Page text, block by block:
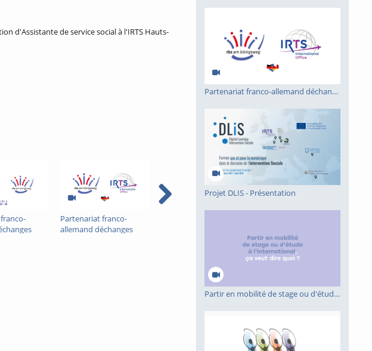
d'Assistante de service social à l'IRTS Hauts-
Partenariat franco-
allemand déchanges
Partenariat franco-allemand déchanges inter-écoles en travail social IRTS-RBZ : le travail social en Allemagne et en France
Projet DLIS - Présentation
Partir en mobilité de stage ou d'étude à l'international, ça veut dire quoi ?